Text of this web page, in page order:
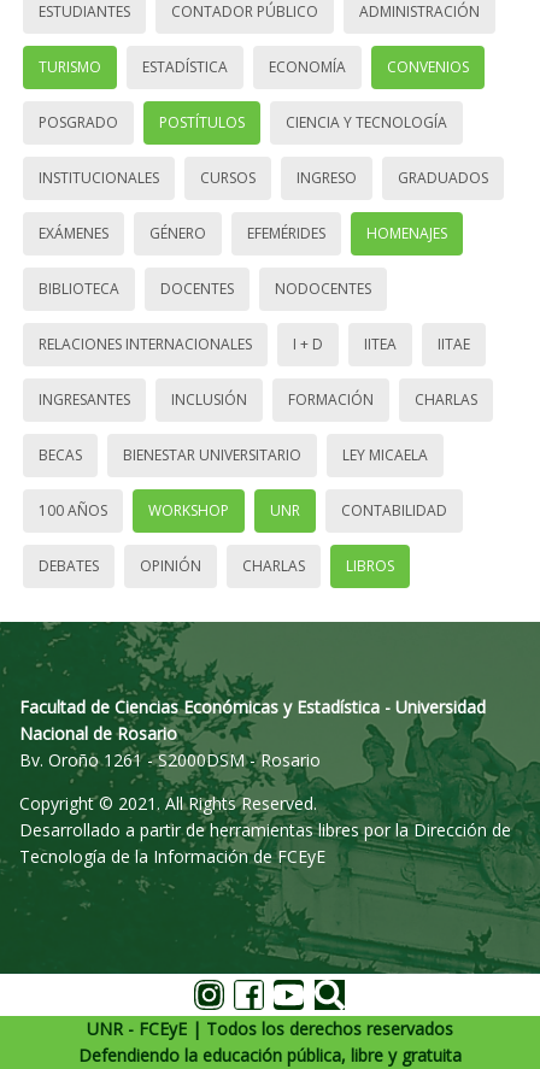
ESTUDIANTES CONTADOR PÚBLICO ADMINISTRACIÓN
TURISMO ESTADÍSTICA ECONOMÍA CONVENIOS
POSGRADO POSTÍTULOS CIENCIA Y TECNOLOGÍA
INSTITUCIONALES CURSOS INGRESO GRADUADOS
EXÁMENES GÉNERO EFEMÉRIDES HOMENAJES
BIBLIOTECA DOCENTES NODOCENTES
RELACIONES INTERNACIONALES I + D IITEA IITAE
INGRESANTES INCLUSIÓN FORMACIÓN CHARLAS
BECAS BIENESTAR UNIVERSITARIO LEY MICAELA
100 AÑOS WORKSHOP UNR CONTABILIDAD
DEBATES OPINIÓN CHARLAS LIBROS
Facultad de Ciencias Económicas y Estadística - Universidad
Nacional de Rosario
Bv. Oroño 1261 - S2000DSM - Rosario
Copyright © 2021. All Rights Reserved.
Desarrollado a partir de herramientas libres por la Dirección de
Tecnología de la Información de FCEyE
UNR - FCEyE | Todos los derechos reservados
Defendiendo la educación pública, libre y gratuita